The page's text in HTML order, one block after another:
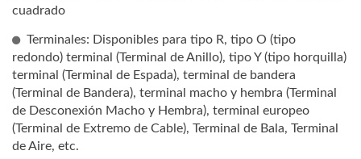
cuadrado
Terminales: Disponibles para tipo R, tipo O (tipo
redondo) terminal (Terminal de Anillo), tipo Y (tipo horquilla)
terminal (Terminal de Espada), terminal de bandera
(Terminal de Bandera), terminal macho y hembra (Terminal
de Desconexión Macho y Hembra), terminal europeo
(Terminal de Extremo de Cable), Terminal de Bala, Terminal
de Aire, etc.